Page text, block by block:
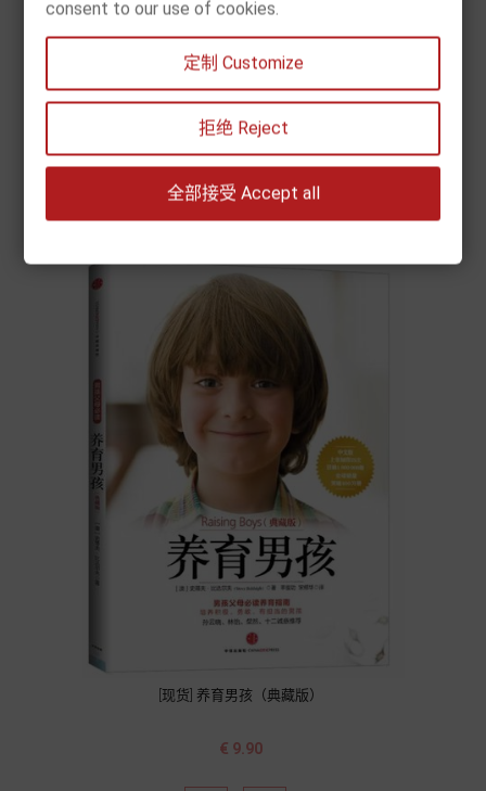
[现货] 巴甫洛夫的狗 改变心理学的50个实验
价
格
€ 10.90
 
[现货] 养育男孩（典藏版）
价
€ 9.90
consent to our use of cookies.
定制 Customize
拒绝 Reject
全部接受 Accept all